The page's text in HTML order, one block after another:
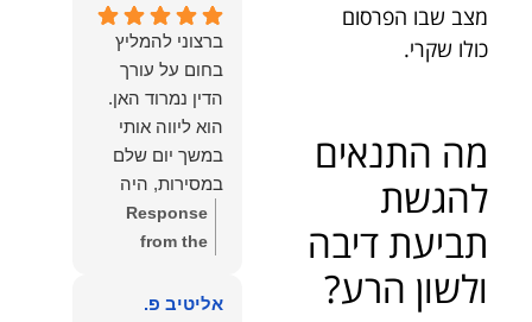
מצב שבו הפרסום
כולו שקרי.
מה התנאים
להגשת
תביעת דיבה
ולשון הרע?
עליכם..אני
שמחה שאתם
איתי ותזכו לטוב
כפי
שאתם....תבורכו
ברכה והצלחה
וחיבוק ממני🙂😘
💓
והמרגשות.
שמחנו מאוד
לקרוא את
דברייך. אנו
מעריכים את
האמון שנתת בנו
ונמשיך לעמוד
לצידך וללוות
אותך במסירות.
הלב הרבה
ברצוני להמליץ
בחום על עורך
הדין נמרוד האן.
הוא ליווה אותי
במשך יום שלם
במסירות, היה
זמין לכל שאלה,
הכווין אותי בכל
תחושת ביטחון
Response
from the
הוא שלנו, נעמוד
אליטיב פ.